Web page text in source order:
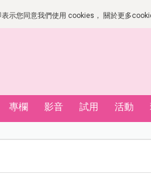
示您同意我們使用 cookies， 關於更多
專欄 影音 試用 活動